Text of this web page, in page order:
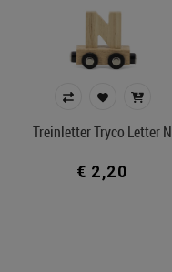
Treinletter Tryco Letter N
€ 2,20